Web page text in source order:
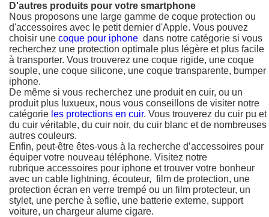
D'autres produits pour votre smartphone
Nous proposons une large gamme de coque protection ou
d'accessoires avec le petit dernier d'Apple. Vous pouvez
choisir une coque pour iphone dans notre catégorie si vous
recherchez une protection optimale plus légère et plus facile
à transporter. Vous trouverez une coque rigide, une coque
souple, une coque silicone, une coque transparente, bumper
iphone.
De même si vous recherchez une produit en cuir, ou un
produit plus luxueux, nous vous conseillons de visiter notre
catégorie les protections en cuir. Vous trouverez du cuir pu et
du cuir véritable, du cuir noir, du cuir blanc et de nombreuses
autres couleurs.
Enfin, peut-être êtes-vous à la recherche d’accessoires pour
équiper votre nouveau téléphone. Visitez notre
rubrique accessoires pour iphone et trouver votre bonheur
avec un cable lightning, écouteur, film de protection, une
protection écran en verre trempé ou un film protecteur, un
stylet, une perche à seflie, une batterie externe, support
voiture, un chargeur alume cigare.